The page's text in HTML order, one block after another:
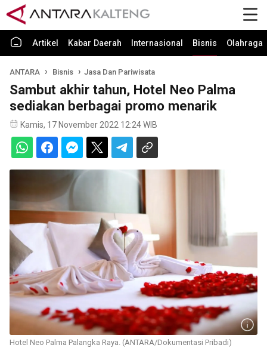
Artikel Kabar Daerah Internasional Bisnis Olahraga
ANTARA Bisnis Jasa Dan Pariwisata
Sambut akhir tahun, Hotel Neo Palma
sediakan berbagai promo menarik
Kamis, 17 November 2022 12:24 WIB
Hotel Neo Palma Palangka Raya. (ANTARA/Dokumentasi Pribadi)